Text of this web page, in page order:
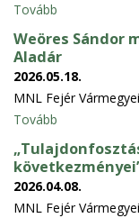
Tovább
Weöres Sándor
Aladár
2026.05.18.
MNL Fejér
Tovább
2026.04.08.
MNL Fejér